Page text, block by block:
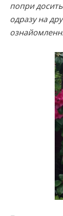
попри досить
одразу на